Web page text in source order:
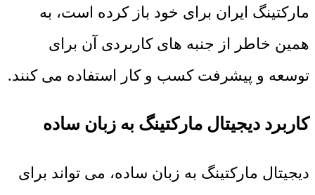
مارکتینگ ایران برای خود باز کرده است، به
همین خاطر از جنبه های کاربردی آن برای
توسعه و پیشرفت کسب و کار استفاده می کنند.
کاربرد دیجیتال مارکتینگ به زبان ساده
دیجیتال مارکتینگ به زبان ساده، می تواند برای